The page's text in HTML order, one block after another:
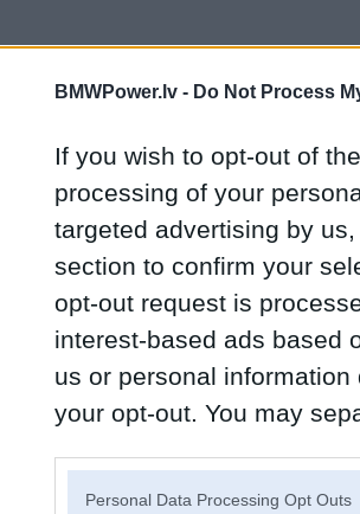
BMWPower.lv - Do Not Process
If you wish to opt-out of
processing of your
targeted advertising by
section to confirm your
opt-out request is
interest-based ads based
us or personal
your opt-out. You may
Personal Data Processing Opt Outs